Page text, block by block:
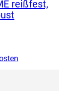
reißfest,